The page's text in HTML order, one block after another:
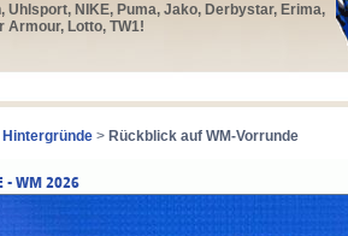
Uhlsport, NIKE, Puma, Jako, Derbystar, Erima,
Armour, Lotto, TW1!
> Rückblick auf WM-Vorrunde